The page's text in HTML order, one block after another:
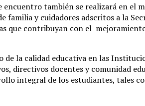
también se realizará en el
y cuidadores adscritos a la
contribuyan con el
la calidad educativa en las
directivos docentes y comunidad
integral de los estudiantes, tales